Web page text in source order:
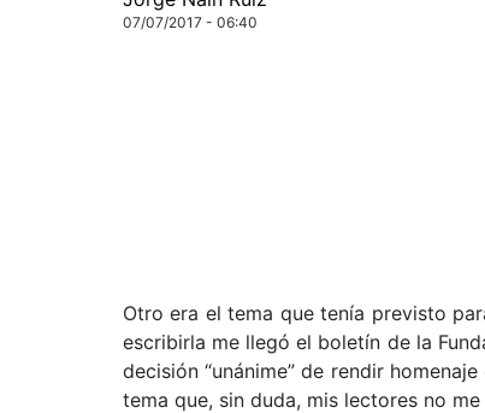
07/07/2017 - 06:40
Otro era el tema que tenía previsto
escribirla me llegó el boletín de la
decisión “unánime” de rendir
tema que, sin duda, mis lectores no